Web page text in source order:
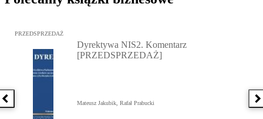
Poprzednia książka
Przejdź do: Dyrektywa NIS2. Komentarz [PRZEDSPRZEDAŻ],
PRZEDSPRZEDAŻ
Dyrektywa NIS2. Komentarz
[PRZEDSPRZEDAŻ]
Mateusz Jakubik, Rafał Prabucki